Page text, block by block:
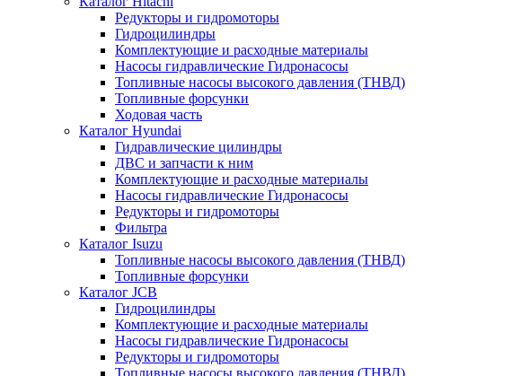
Редукторы и гидромоторы
Гидроцилиндры
Комплектующие и расходные материалы
Насосы гидравлические Гидронасосы
Топливные насосы высокого давления (ТНВД)
Топливные форсунки
Ходовая часть
Каталог Hyundai
Гидравлические цилиндры
ДВС и запчасти к ним
Комплектующие и расходные материалы
Насосы гидравлические Гидронасосы
Редукторы и гидромоторы
Фильтра
Каталог Isuzu
Топливные насосы высокого давления (ТНВД)
Топливные форсунки
Каталог JCB
Гидроцилиндры
Комплектующие и расходные материалы
Насосы гидравлические Гидронасосы
Редукторы и гидромоторы
Топливные насосы высокого давления (ТНВД)